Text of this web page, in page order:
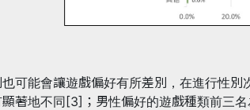
可能會讓遊戲偏好有所差別，在進行性別
著地不同[3]；男性偏好的遊戲種類前三